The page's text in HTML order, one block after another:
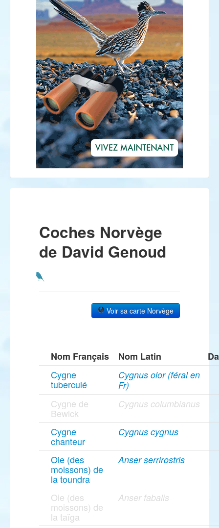
Coches Norvège
de David Genoud
Voir sa carte Norvège
Nom Français Nom Latin
Cygne
tuberculé
Cygnus olor (féral en
Fr)
Cygne de
Bewick
Cygnus columbianus
Cygne
chanteur
Cygnus cygnus
Oie (des
moissons) de
la toundra
Anser serrirostris
Oie (des
moissons) de
la taïga
Anser fabalis